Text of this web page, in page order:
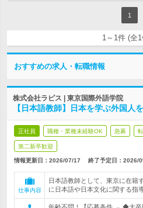
1
1～1件 (全
おすすめの求人・転職情報
株式会社ラピス | 東京国際外語学院
【日本語教師】日本を学ぶ外国
正社員 職種・業種未経験OK 急募
第二新卒歓迎
情報更新日：2026/07/17 終了予定日： 2026/
仕事内容
日本語教師として、東京に在籍
に日本語や日本文化に関する指
年齢不問！【応募条件 → ◆大